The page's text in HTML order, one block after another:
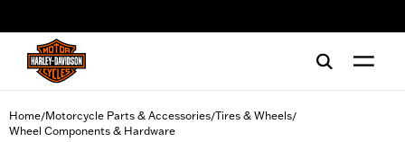
Home/Motorcycle Parts & Accessories/Tires & Wheels/
Wheel Components & Hardware